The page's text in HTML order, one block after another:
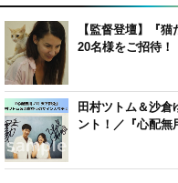
【監督登壇】『
20名様をご招待！
田村ツトム＆沙倉
ント！／『心配無